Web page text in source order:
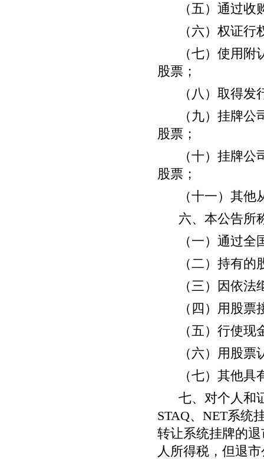
（五）通过
（六）权证
（七）使用
股票；
（八）取得
（九）挂牌
股票；
（十）挂牌
股票；
（十一）其
六、本公告所
（一）通过
（二）持有
（三）因依
（四）用股
（五）行使
（六）用股
（七）其他
七、对个人和
STAQ、 NET系统
转让系统挂牌的
人所得税，但退